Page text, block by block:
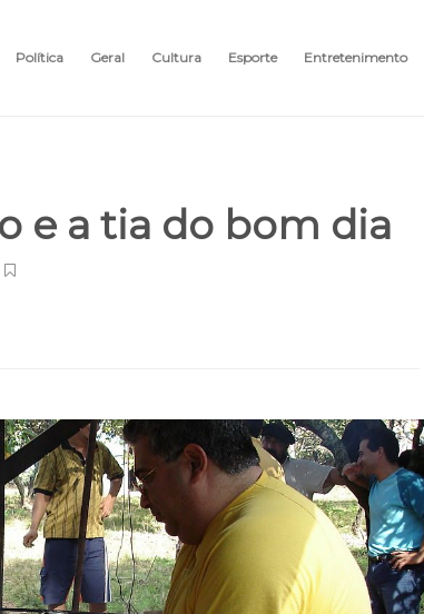
Política Geral Cultura Esporte Entretenimento
e a tia do bom dia